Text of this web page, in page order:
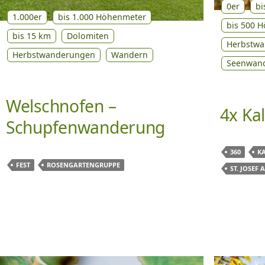
1.000er
bis 1.000 Höhenmeter
bis 15 km
Dolomiten
Herbstwanderungen
Wandern
Welschnofen –
Schupfenwanderung
FEST ROSENGARTENGRUPPE
0er
bis 500
4x
360
ST. JOSEF